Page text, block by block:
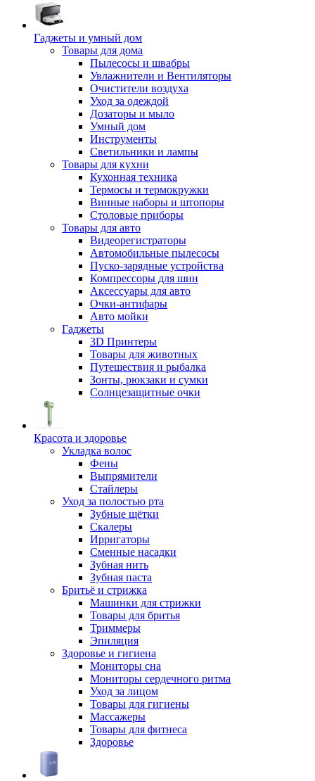
Гаджеты и умный дом
Товары для дома
Пылесосы и швабры
Увлажнители и Вентиляторы
Очистители воздуха
Уход за одеждой
Дозаторы и мыло
Умный дом
Инструменты
Светильники и лампы
Товары для кухни
Кухонная техника
Термосы и термокружки
Винные наборы и штопоры
Столовые приборы
Товары для авто
Видеорегистраторы
Автомобильные пылесосы
Пуско-зарядные устройства
Компрессоры для шин
Аксессуары для авто
Очки-антифары
Авто мойки
Гаджеты
3D Принтеры
Товары для животных
Путешествия и рыбалка
Зонты, рюкзаки и сумки
Солнцезащитные очки
Красота и здоровье
Укладка волос
Фены
Выпрямители
Стайлеры
Уход за полостью рта
Зубные щётки
Скалеры
Ирригаторы
Сменные насадки
Зубная нить
Зубная паста
Бритьё и стрижка
Машинки для стрижки
Товары для бритья
Триммеры
Эпиляция
Здоровье и гигиена
Мониторы сна
Мониторы сердечного ритма
Уход за лицом
Товары для гигиены
Массажеры
Товары для фитнеса
Здоровье